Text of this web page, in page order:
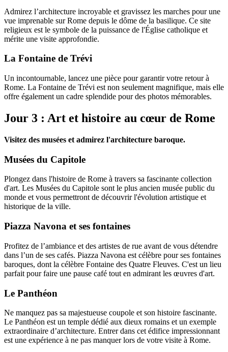
Admirez l’architecture incroyable et gravissez les marches pour une
vue imprenable sur Rome depuis le dôme de la basilique. Ce site
religieux est le symbole de la puissance de l'Église catholique et
mérite une visite approfondie.
La Fontaine de Trévi
Un incontournable, lancez une pièce pour garantir votre retour à
Rome. La Fontaine de Trévi est non seulement magnifique, mais elle
offre également un cadre splendide pour des photos mémorables.
Jour 3 : Art et histoire au cœur de Rome
Visitez des musées et admirez l'architecture baroque.
Musées du Capitole
Plongez dans l'histoire de Rome à travers sa fascinante collection
d'art. Les Musées du Capitole sont le plus ancien musée public du
monde et vous permettront de découvrir l'évolution artistique et
historique de la ville.
Piazza Navona et ses fontaines
Profitez de l’ambiance et des artistes de rue avant de vous détendre
dans l’un de ses cafés. Piazza Navona est célèbre pour ses fontaines
baroques, dont la célèbre Fontaine des Quatre Fleuves. C'est un lieu
parfait pour faire une pause café tout en admirant les œuvres d'art.
Le Panthéon
Ne manquez pas sa majestueuse coupole et son histoire fascinante.
Le Panthéon est un temple dédié aux dieux romains et un exemple
extraordinaire d’architecture. Entrer dans cet édifice impressionnant
est une expérience à ne pas manquer lors de votre visite à Rome.